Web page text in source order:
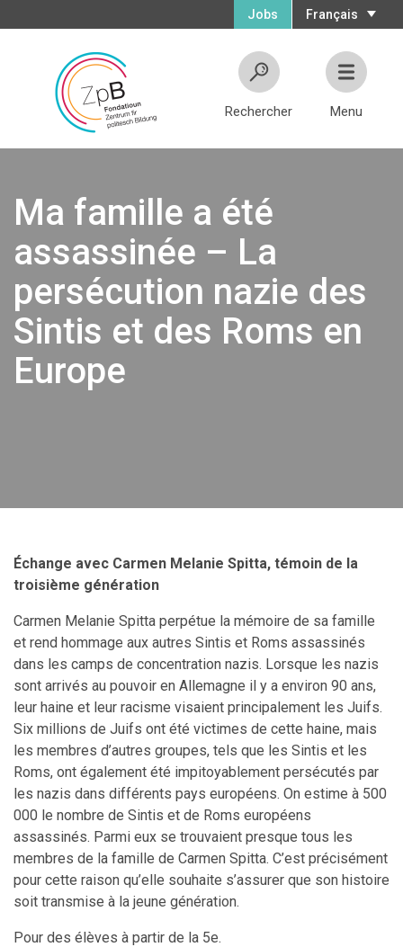
Français
Jobs
Rechercher Menu
Ma famille a été
assassinée – La
persécution nazie des
Sintis et des Roms en
Europe
Échange avec Carmen Melanie Spitta, témoin de la
troisième génération
Carmen Melanie Spitta perpétue la mémoire de sa famille
et rend hommage aux autres Sintis et Roms assassinés
dans les camps de concentration nazis. Lorsque les nazis
sont arrivés au pouvoir en Allemagne il y a environ 90 ans,
leur haine et leur racisme visaient principalement les Juifs.
Six millions de Juifs ont été victimes de cette haine, mais
les membres d’autres groupes, tels que les Sintis et les
Roms, ont également été impitoyablement persécutés par
les nazis dans différents pays européens. On estime à 500
000 le nombre de Sintis et de Roms européens
assassinés. Parmi eux se trouvaient presque tous les
membres de la famille de Carmen Spitta. C’est précisément
pour cette raison qu’elle souhaite s’assurer que son histoire
soit transmise à la jeune génération.
Pour des élèves à partir de la 5e.